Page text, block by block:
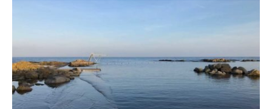
Bornholm
29. OKTOBER 2018